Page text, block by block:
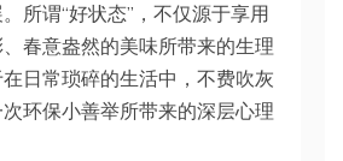
所谓“好状态”，不仅源于享用
春意盎然的美味所带来的生理
日常琐碎的生活中，不费吹灰
环保小善举所带来的深层心理